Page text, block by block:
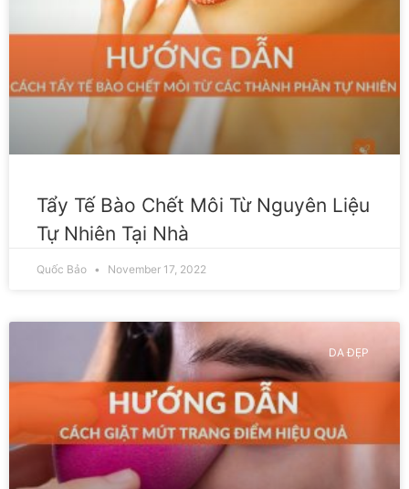
Tẩy Tế Bào Chết Môi Từ Nguyên Liệu
Tự Nhiên Tại Nhà
Quốc Bảo November 17, 2022
DA ĐẸP